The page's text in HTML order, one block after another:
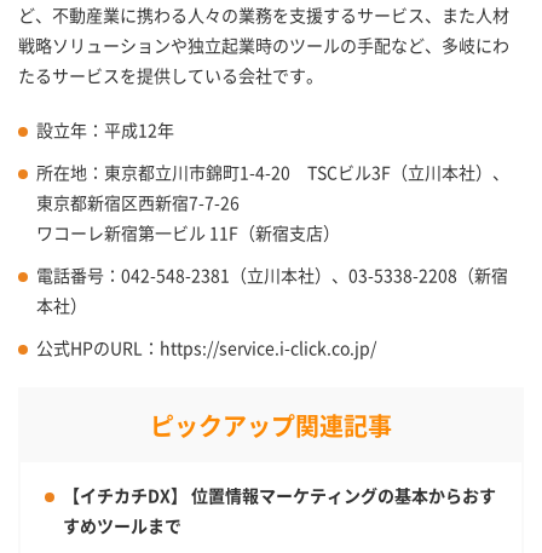
ど、不動産業に携わる人々の業務を支援するサービス、また人材
戦略ソリューションや独立起業時のツールの手配など、多岐にわ
たるサービスを提供している会社です。
設立年：平成12年
所在地：東京都立川市錦町1-4-20 TSCビル3F（立川本社）、
東京都新宿区西新宿7-7-26
ワコーレ新宿第一ビル 11F（新宿支店）
電話番号：042-548-2381（立川本社）、03-5338-2208（新宿
本社）
公式HPのURL：https://service.i-click.co.jp/
ピックアップ関連記事
【イチカチDX】 位置情報マーケティングの基本からおす
すめツールまで